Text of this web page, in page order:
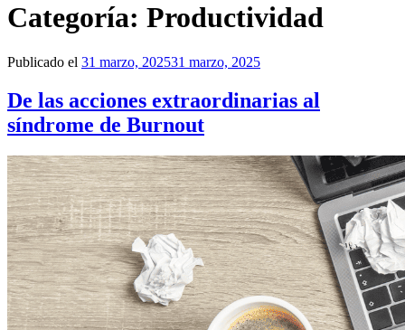
Categoría: Productividad
Publicado el 31 marzo, 202531 marzo, 2025
De las acciones extraordinarias al
síndrome de Burnout